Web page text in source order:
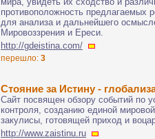
противоположность предлагаемых
для анализа и дальнейшего
Мировоззрения и Ереси.
http://gdeistina.com/
перешло: 3
Стояние за Истину -
Сайт посвящен обзору событий по
контроля, созданию единой
закулисы, готовящей приход и
http://www.zaistinu.ru